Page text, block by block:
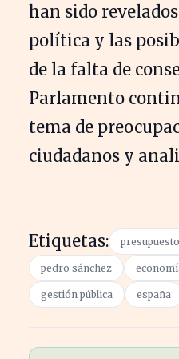
han sido
política y las
de la falta de
Parlamento
tema de
ciudadanos y
Etiquetas:
pedro sánchez
gestión pública españa